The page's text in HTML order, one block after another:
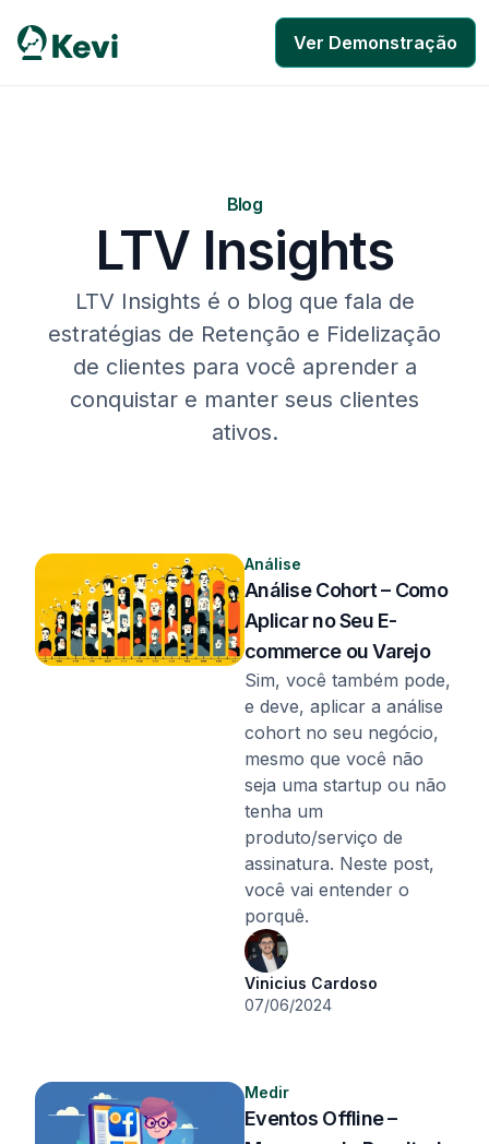
Ver Demonstração
Blog
LTV Insights
LTV Insights é o blog que fala de
estratégias de Retenção e Fidelização
de clientes para você aprender a
conquistar e manter seus clientes
ativos.
Análise
Análise Cohort – Como
Aplicar no Seu E-
commerce ou Varejo
Sim, você também pode,
e deve, aplicar a análise
cohort no seu negócio,
mesmo que você não
seja uma startup ou não
tenha um
produto/serviço de
assinatura. Neste post,
você vai entender o
porquê.
Vinicius Cardoso
07/06/2024
Medir
Eventos Offline –